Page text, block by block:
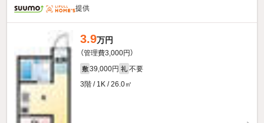
提供
3.9万円
（管理費3,000円）
敷 39,000円 礼 不要
3階 / 1K / 26.0㎡